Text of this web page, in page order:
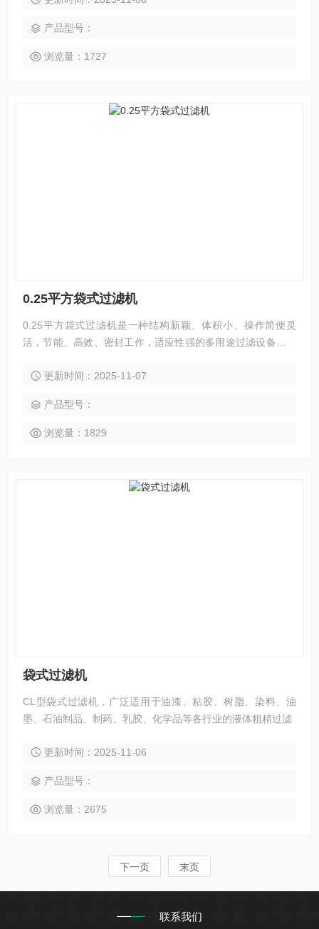
产品型号：
浏览量：1727
0.25平方袋式过滤机
0.25平方袋式过滤机是一种结构新颖、体积小、操作简便灵
活，节能、高效、密封工作，适应性强的多用途过滤设备，它
更新时间：2025-11-07
产品型号：
浏览量：1829
袋式过滤机
CL型袋式过滤机，广泛适用于油漆、粘胶、树脂、染料、油
墨、石油制品、制药、乳胶、化学品等各行业的液体粗精过滤
更新时间：2025-11-06
产品型号：
浏览量：2675
下一页 末页
联系我们